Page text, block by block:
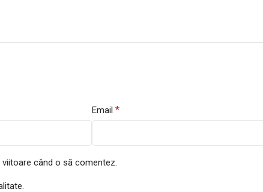
Email *
când o să comentez.